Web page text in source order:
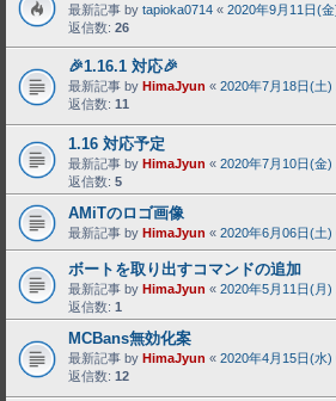
最新記事 by tapioka0714 « 2020年9月11日(
返信数: 26
🎉1.16.1 対応🎉
最新記事 by HimaJyun « 2020年7月18日(土)
返信数: 11
1.16 対応予定
最新記事 by HimaJyun « 2020年7月10日(金)
返信数: 5
AMiTのロゴ画像
最新記事 by HimaJyun « 2020年6月06日(土)
ボートを取り出すコマンドの追加
最新記事 by HimaJyun « 2020年5月11日(月)
返信数: 1
MCBans無効化案
最新記事 by HimaJyun « 2020年4月15日(水)
返信数: 12